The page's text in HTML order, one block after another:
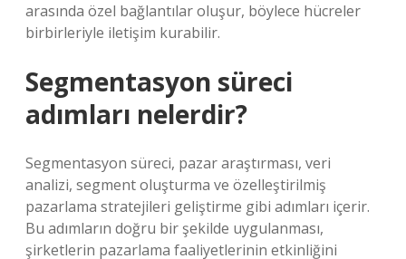
arasında özel bağlantılar oluşur, böylece hücreler
birbirleriyle iletişim kurabilir.
Segmentasyon süreci
adımları nelerdir?
Segmentasyon süreci, pazar araştırması, veri
analizi, segment oluşturma ve özelleştirilmiş
pazarlama stratejileri geliştirme gibi adımları içerir.
Bu adımların doğru bir şekilde uygulanması,
şirketlerin pazarlama faaliyetlerinin etkinliğini